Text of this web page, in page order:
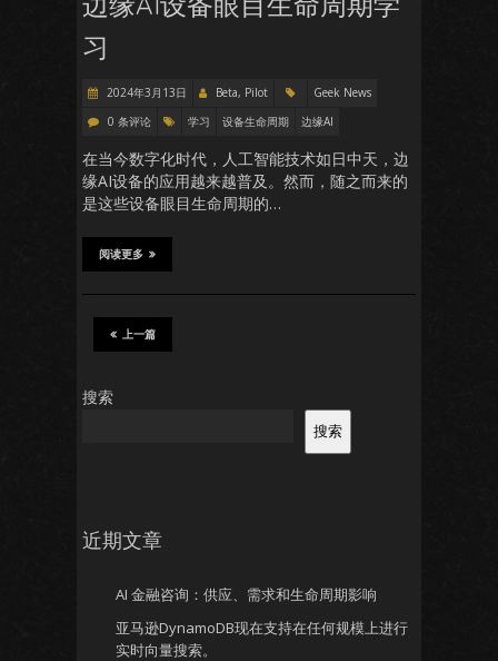
习
2024年3月13日 Beta, Pilot
Geek News
0 条评论
学习 设备生命周期 边缘AI
在当今数字化时代，人工智能技术如日中天，边
缘AI设备的应用越来越普及。然而，随之而来的
是这些设备眼目生命周期的…
阅读更多
上一篇
搜索
搜索
近期文章
AI 金融咨询：供应、需求和生命周期影响
亚马逊DynamoDB现在支持在任何规模上进行
实时向量搜索。